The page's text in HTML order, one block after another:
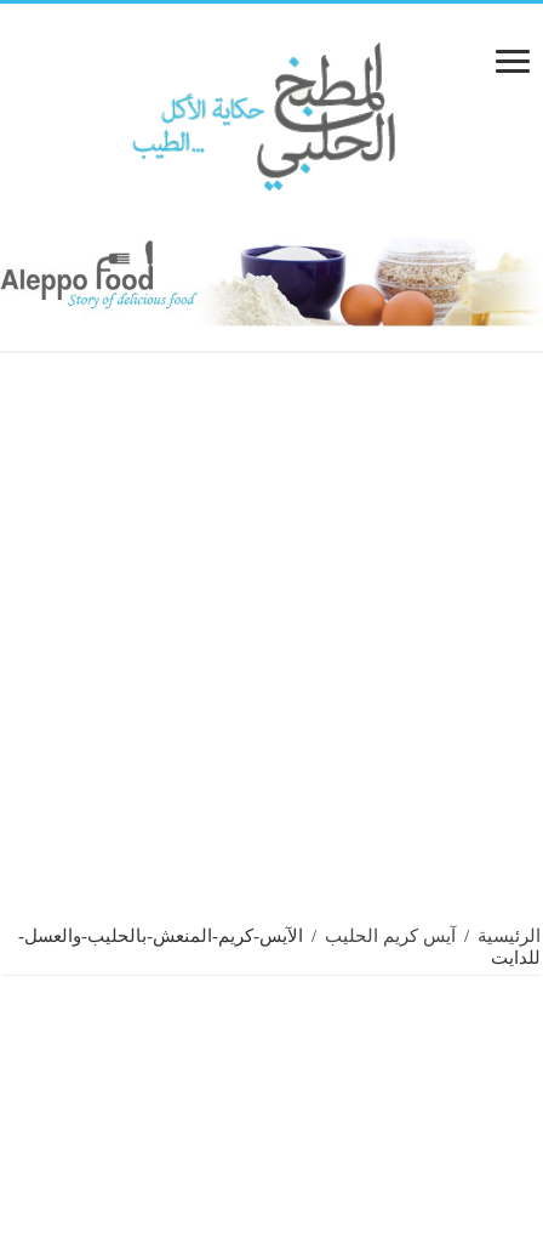
الرئيسية / آيس كريم الحليب /
الآيس-كريم-المنعش-بالحليب-والعسل-
للدايت